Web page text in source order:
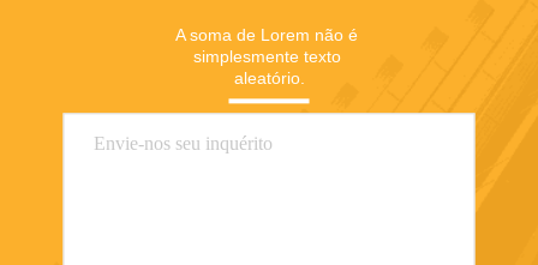
A soma de Lorem não é
simplesmente texto
aleatório.